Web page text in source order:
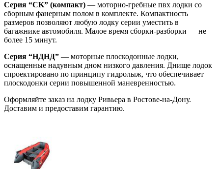
Серия “CK” (компакт) — моторно-гребные пвх лодки со
сборным фанерным полом в комплекте. Компактность
размеров позволяют любую лодку серии уместить в
багажнике автомобиля. Малое время сборки-разборки — не
более 15 минут.
Серия “НДНД” — моторные плоскодонные лодки,
оснащенные надувным дном низкого давления. Днище лодок
спроектировано по принципу гидролыж, что обеспечивает
плоскодонки серии повышенной маневренностью.
Оформляйте заказ на лодку Ривьера в Ростове-на-Дону.
Доставим и предоставим гарантию.